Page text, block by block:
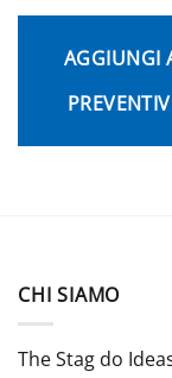
AGGIUNGI
CHI SIAMO
The Stag do